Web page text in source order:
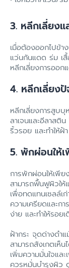
3. หลีกเลี่ยง
เมื่อต้องออกไปข้
แว่นกันแดด ร่ม เสื้
หลีกเลี่ยงการออก
4. หลีกเลี่ยง
หลีกเลี่ยงการสูบบุ
ลาเจนและอีลาสติ
ริ้วรอย และทำให้
5. พักผ่อนให้
การพักผ่อนให้เพี
สามารถฟื้นฟูผิวให้
เพื่อทดแทนเซลล์เ
ความเครียดและก
ง่าย และทำให้รอย
ฝ้ากระ จุดด่างดํา
สามารถสังเกตเห็
เพิ่มความมั่นใจแล
ควรหมั่นบำรุงผิว